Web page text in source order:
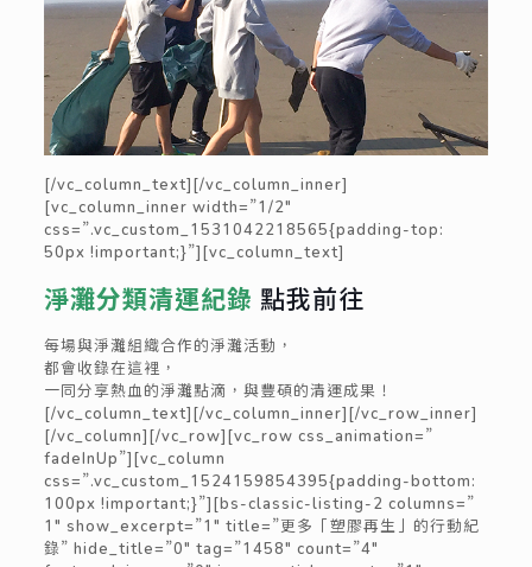
[/vc_column_text][/vc_column_inner]
[vc_column_inner width=”1/2″
css=”.vc_custom_1531042218565{padding-top:
50px !important;}”][vc_column_text]
淨灘分類清運紀錄 點我前往
每場與淨灘組織合作的淨灘活動，
都會收錄在這裡，
一同分享熱血的淨灘點滴，與豐碩的清運成果！
[/vc_column_text][/vc_column_inner][/vc_row_inner]
[/vc_column][/vc_row][vc_row css_animation=”
fadeInUp”][vc_column
css=”.vc_custom_1524159854395{padding-bottom:
100px !important;}”][bs-classic-listing-2 columns=”
1″ show_excerpt=”1″ title=”更多「塑膠再生」的行動紀
錄” hide_title=”0″ tag=”1458″ count=”4″